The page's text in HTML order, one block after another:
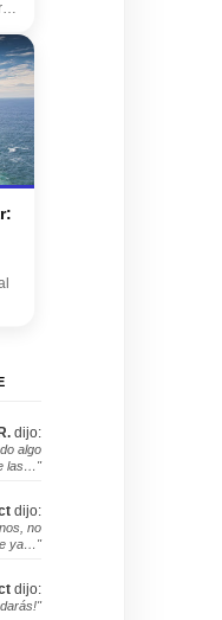
dijo:
algo
las…"
dijo:
no
ya…"
dijo: